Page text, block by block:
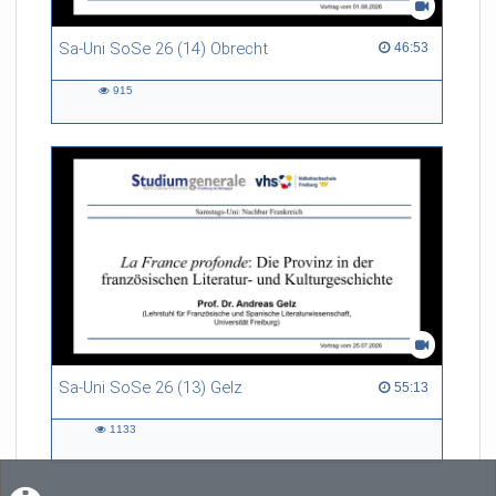
Sa-Uni SoSe 26 (14) Obrecht 46:53
46:53 duration
915
Sa-Uni SoSe 26 (13) Gelz 55:13
55:13 duration
1133